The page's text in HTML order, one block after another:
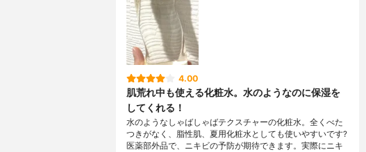
4.00
肌荒れ中も使える化粧水。水のようなのに保湿を
してくれる！
水のようなしゃばしゃばテクスチャーの化粧水。全くべた
つきがなく、脂性肌、夏用化粧水としても使いやすいです?
医薬部外品で、ニキビの予防が期待できます。実際にニキ